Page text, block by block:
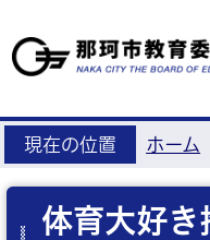
現在の位置 ホーム
体育大好き